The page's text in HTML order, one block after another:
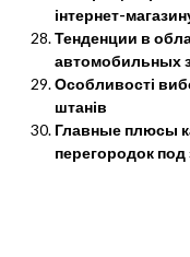
інтернет-
Тенденции в
автомобильных
Особливості
штанів
Главные плюсы
перегородок под